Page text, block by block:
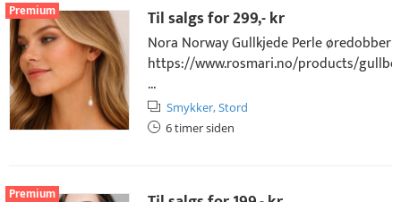
Premium Til salgs for299,- kr
Nora Norway Gullkjede Perle øredobber
https://www.rosmari.no/products/
...
Smykker,Stord
6 timer siden
Premium